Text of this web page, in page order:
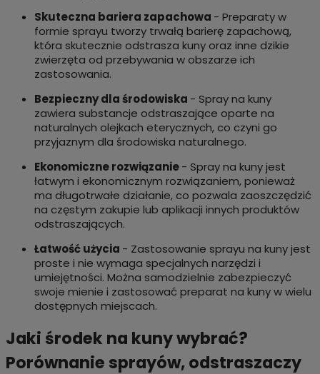
Skuteczna bariera zapachowa - Preparaty w
formie sprayu tworzy trwałą barierę zapachową,
która skutecznie odstrasza kuny oraz inne dzikie
zwierzęta od przebywania w obszarze ich
zastosowania.
Bezpieczny dla środowiska - Spray na kuny
zawiera substancje odstraszające oparte na
naturalnych olejkach eterycznych, co czyni go
przyjaznym dla środowiska naturalnego.
Ekonomiczne rozwiązanie- Spray na kuny jest
łatwym i ekonomicznym rozwiązaniem, ponieważ
ma długotrwałe działanie, co pozwala zaoszczędzić
na częstym zakupie lub aplikacji innych produktów
odstraszających.
Łatwość użycia - Zastosowanie sprayu na kuny jest
proste i nie wymaga specjalnych narzędzi i
umiejętności. Można samodzielnie zabezpieczyć
swoje mienie i zastosować preparat na kuny w wielu
dostępnych miejscach.
Jaki środek na kuny wybrać?
Porównanie sprayów, odstraszaczy